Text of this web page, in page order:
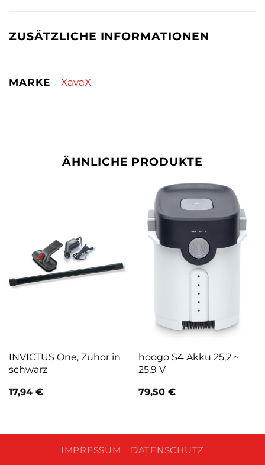
ZUSÄTZLICHE INFORMATIONEN
MARKE XavaX
ÄHNLICHE PRODUKTE
INVICTUS One, Zuhör in
schwarz
17,94 €
hoogo S4 Akku 25,2 ~
25,9 V
79,50 €
IMPRESSUM DATENSCHUTZ